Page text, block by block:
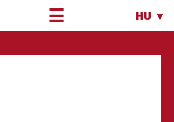
☰ HU ▼